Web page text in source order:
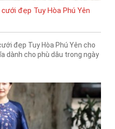
đẹp Tuy Hòa Phú Yên
đẹp Tuy Hòa Phú Yên cho
dành cho phù dâu trong ngày